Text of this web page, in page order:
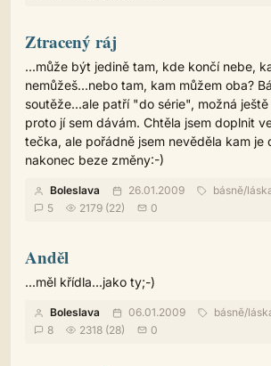
Ztracený ráj
...může být jedině tam, kde končí nebe,
nemůžeš...nebo tam, kam můžem oba?
soutěže...ale patří "do série", možná
proto jí sem dávám. Chtěla jsem doplnit
tečka, ale pořádně jsem nevěděla kam je
nakonec beze změny:-)
Boleslava 26.01.2009 básně/
5
2179 (22) 0
Anděl
...měl křídla...jako ty;-)
Boleslava 06.01.2009 básně/
8
2318 (28) 0